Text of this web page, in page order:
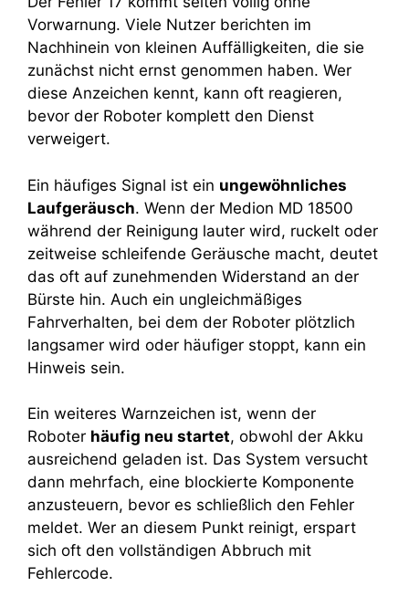
Vorwarnung. Viele Nutzer berichten im
Nachhinein von kleinen Auffälligkeiten, die sie
zunächst nicht ernst genommen haben. Wer
diese Anzeichen kennt, kann oft reagieren,
bevor der Roboter komplett den Dienst
verweigert.
Ein häufiges Signal ist ein ungewöhnliches
Laufgeräusch. Wenn der Medion MD 18500
während der Reinigung lauter wird, ruckelt oder
zeitweise schleifende Geräusche macht, deutet
das oft auf zunehmenden Widerstand an der
Bürste hin. Auch ein ungleichmäßiges
Fahrverhalten, bei dem der Roboter plötzlich
langsamer wird oder häufiger stoppt, kann ein
Hinweis sein.
Ein weiteres Warnzeichen ist, wenn der
Roboter häufig neu startet, obwohl der Akku
ausreichend geladen ist. Das System versucht
dann mehrfach, eine blockierte Komponente
anzusteuern, bevor es schließlich den Fehler
meldet. Wer an diesem Punkt reinigt, erspart
sich oft den vollständigen Abbruch mit
Fehlercode.